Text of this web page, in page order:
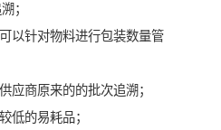
；
以针对物料进行包装数量管
应商原来的的批次追溯；
低的易耗品；